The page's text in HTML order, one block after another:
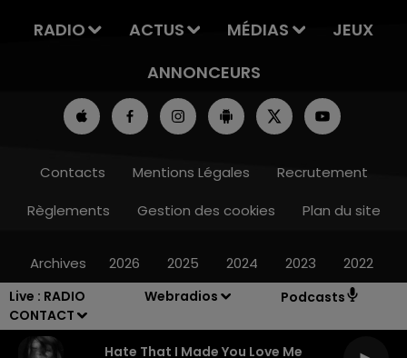
Live : RADIO
CONTACT
Webradios Podcasts
Hate That I Made You Love Me
RADIO ACTUS MÉDIAS
JEUX
ANNONCEURS
Contacts Mentions Légales
Recrutement
Règlements
Gestion des cookies Plan du site
Archives 2026 2025 2024 2023 2022